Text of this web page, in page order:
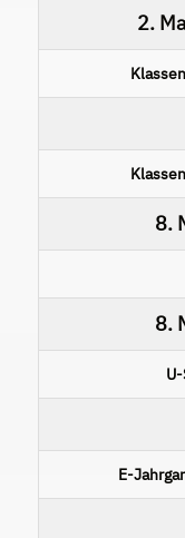
2.
8.
8.
E-